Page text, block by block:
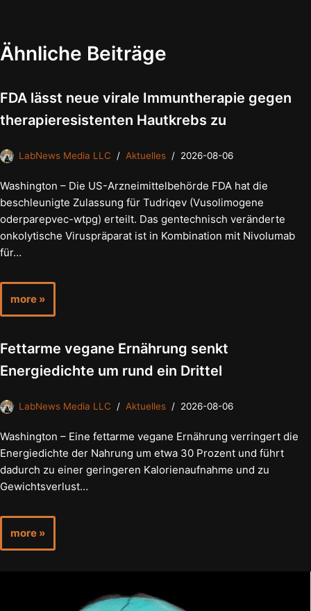
Ähnliche Beiträge
FDA lässt neue virale Immuntherapie gegen
therapieresistenten Hautkrebs zu
LabNews Media LLC Aktuelles 2026-08-06
Washington – Die US-Arzneimittelbehörde FDA hat die
beschleunigte Zulassung für Tudriqev (Vusolimogene
oderparepvec-wtpg) erteilt. Das gentechnisch veränderte
onkolytische Viruspräparat ist in Kombination mit Nivolumab
für…
more »
Fettarme vegane Ernährung senkt
Energiedichte um rund ein Drittel
LabNews Media LLC Aktuelles 2026-08-06
Washington – Eine fettarme vegane Ernährung verringert die
Energiedichte der Nahrung um etwa 30 Prozent und führt
dadurch zu einer geringeren Kalorienaufnahme und zu
Gewichtsverlust…
more »